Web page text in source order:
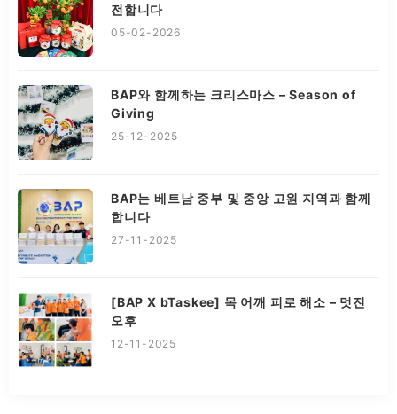
전합니다
05-02-2026
BAP와 함께하는 크리스마스 – Season of
Giving
25-12-2025
BAP는 베트남 중부 및 중앙 고원 지역과 함께
합니다
27-11-2025
[BAP X bTaskee] 목 어깨 피로 해소 – 멋진
오후
12-11-2025